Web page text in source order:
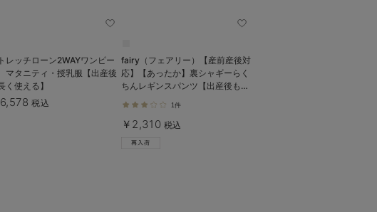
レッチローン2WAYワンピー
タニティ・授乳服【出産後
く使える】
税込
fairy（フェアリー）【産前産後対
応】【あったか】裏シャギーらく
ちんレギンスパンツ【出産後も長
1件
￥2,310 税込